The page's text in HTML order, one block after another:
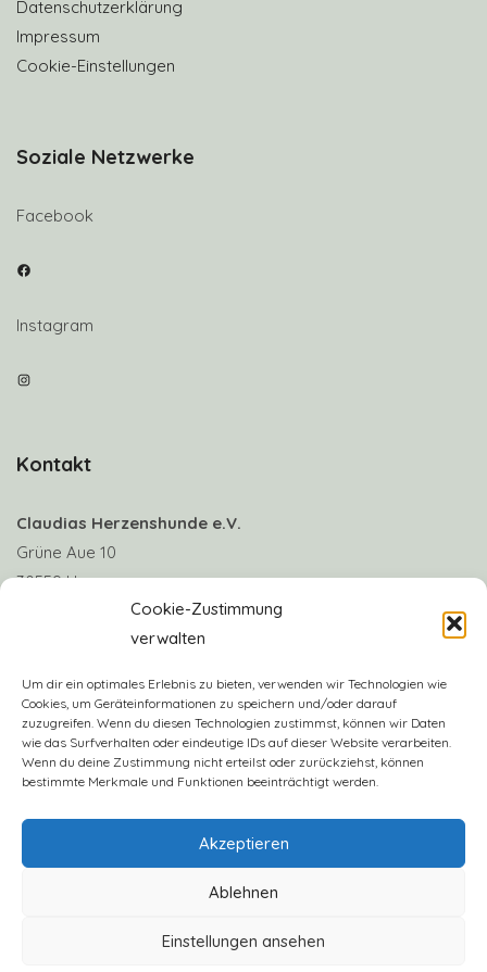
Cookie-Zustimmung
verwalten
Um dir ein optimales Erlebnis zu bieten, verwenden wir Technologien wie
Cookies, um Geräteinformationen zu speichern und/oder darauf
zuzugreifen. Wenn du diesen Technologien zustimmst, können wir Daten
wie das Surfverhalten oder eindeutige IDs auf dieser Website verarbeiten.
Wenn du deine Zustimmung nicht erteilst oder zurückziehst, können
bestimmte Merkmale und Funktionen beeinträchtigt werden.
Akzeptieren
Ablehnen
Einstellungen ansehen
Datenschutzerklärung
Impressum
Cookie-Einstellungen
Soziale Netzwerke
Facebook
Facebook
Instagram
Instagram
Kontakt
Claudias Herzenshunde e.V.
Grüne Aue 10
30559 Hannover
Telefon: +49 170 8063922
Vereinskonto: Deutsche Skatbank
IBAN: DE57 8306 5408 0005 3406 16
BIC: GENODEF1SLR